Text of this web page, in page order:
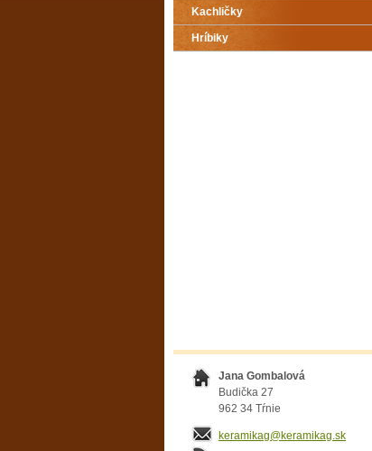
Kachličky
Hríbiky
Jana Gombalová
Budička 27
962 34 Tŕnie
keramikag@keramikag.sk